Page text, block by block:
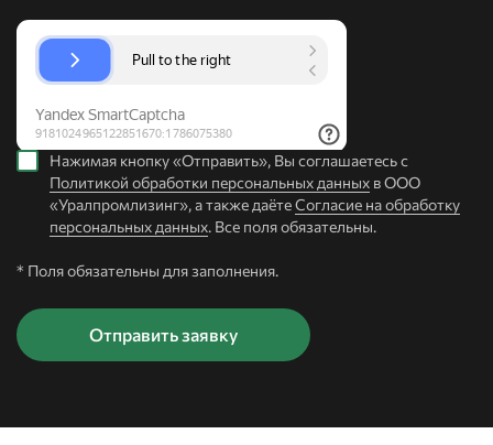
Нажимая кнопку «Отправить», Вы соглашаетесь с
Политикой обработки персональных данных в ООО
«Уралпромлизинг», а также даётеСогласие на обработку
персональных данных. Все поля обязательны.
* Поля обязательны для заполнения.